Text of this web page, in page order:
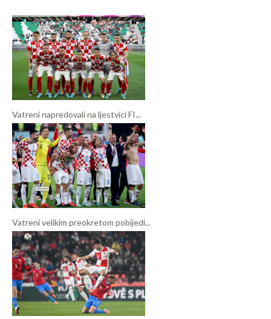
Vatreni napredovali na ljestvici FI...
Vatreni velikim preokretom pobijedi...